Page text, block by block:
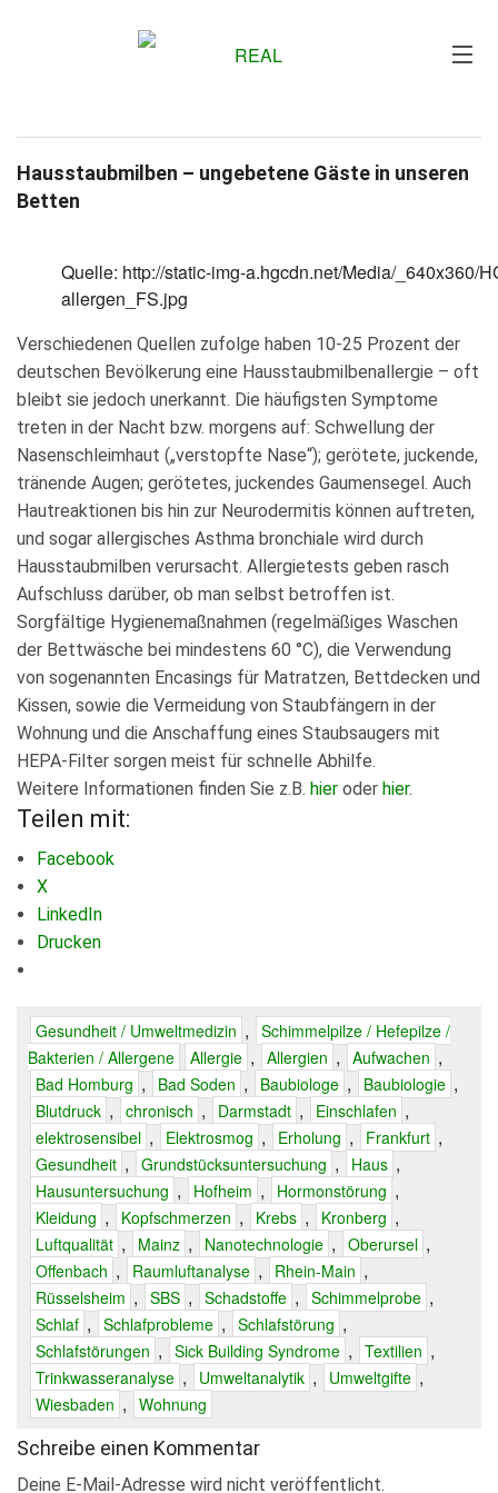
Hausstaubmilben – ungebetene Gäste in unseren
Betten
Quelle: http://static-img-a.hgcdn.net/Media/_640x360/
allergen_FS.jpg
Verschiedenen Quellen zufolge haben 10-25 Prozent der
deutschen Bevölkerung eine Hausstaubmilbenallergie – oft
bleibt sie jedoch unerkannt. Die häufigsten Symptome
treten in der Nacht bzw. morgens auf: Schwellung der
Nasenschleimhaut („verstopfte Nase“); gerötete, juckende,
tränende Augen; gerötetes, juckendes Gaumensegel. Auch
Hautreaktionen bis hin zur Neurodermitis können auftreten,
und sogar allergisches Asthma bronchiale wird durch
Hausstaubmilben verursacht. Allergietests geben rasch
Aufschluss darüber, ob man selbst betroffen ist.
Sorgfältige Hygienemaßnahmen (regelmäßiges Waschen
der Bettwäsche bei mindestens 60 °C), die Verwendung
von sogenannten Encasings für Matratzen, Bettdecken und
Kissen, sowie die Vermeidung von Staubfängern in der
Wohnung und die Anschaffung eines Staubsaugers mit
HEPA-Filter sorgen meist für schnelle Abhilfe.
Weitere Informationen finden Sie z.B. hier oder hier.
Teilen mit:
Facebook
X
LinkedIn
Drucken
Gesundheit / Umweltmedizin , Schimmelpilze / Hefepilze /
Bakterien / Allergene
Allergie , Allergien , Aufwachen ,
Bad Homburg , Bad Soden , Baubiologe , Baubiologie ,
Blutdruck , chronisch , Darmstadt , Einschlafen ,
elektrosensibel , Elektrosmog , Erholung , Frankfurt ,
Gesundheit , Grundstücksuntersuchung , Haus ,
Hausuntersuchung , Hofheim , Hormonstörung ,
Kleidung , Kopfschmerzen , Krebs , Kronberg ,
Luftqualität , Mainz , Nanotechnologie , Oberursel ,
Offenbach , Raumluftanalyse , Rhein-Main ,
Rüsselsheim , SBS , Schadstoffe , Schimmelprobe ,
Schlaf , Schlafprobleme , Schlafstörung ,
Schlafstörungen , Sick Building Syndrome , Textilien ,
Trinkwasseranalyse , Umweltanalytik , Umweltgifte ,
Wiesbaden , Wohnung
Schreibe einen Kommentar
Deine E-Mail-Adresse wird nicht veröffentlicht.